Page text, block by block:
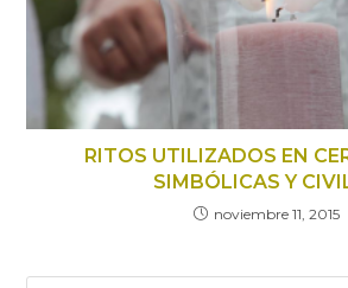
RITOS UTILIZADOS EN
SIMBÓLICAS Y
noviembre 11, 2015